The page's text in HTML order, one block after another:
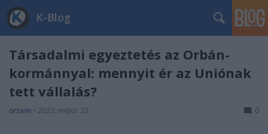
K-Blog
Társadalmi egyeztetés az Orbán-
kormánnyal: mennyit ér az Uniónak
tett vállalás?
orsivin • 2023. május 23. 0